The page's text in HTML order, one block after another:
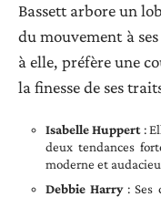
Bassett arbore un
du mouvement à
à elle, préfère une
la finesse de ses
Isabelle Huppert:
deux tendances
moderne et
Debbie Harry: Ses